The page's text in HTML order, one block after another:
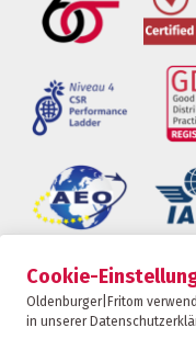
Cookie-
Oldenburger|Fritom
in unserer